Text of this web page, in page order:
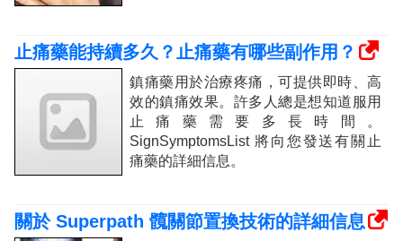
止痛藥能持續多久？止痛藥有哪些副作用？
鎮痛藥用於治療疼痛，可提供即時、高
效的鎮痛效果。許多人總是想知道服用
止痛藥需要多長時間。
SignSymptomsList 將向您發送有關止
痛藥的詳細信息。
關於 Superpath 髖關節置換技術的詳細信息